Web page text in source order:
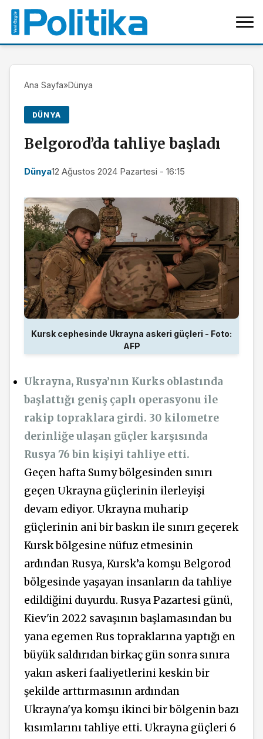
Ana Sayfa»Dünya
DÜNYA
Belgorod’da tahliye başladı
Dünya12 Ağustos 2024 Pazartesi - 16:15
Kursk cephesinde Ukrayna askeri güçleri - Foto:
AFP
Ukrayna, Rusya’nın Kurks oblastında
başlattığı geniş çaplı operasyonu ile
rakip topraklara girdi. 30 kilometre
derinliğe ulaşan güçler karşısında
Rusya 76 bin kişiyi tahliye etti.
Geçen hafta Sumy bölgesinden sınırı
geçen Ukrayna güçlerinin ilerleyişi
devam ediyor. Ukrayna muharip
güçlerinin ani bir baskın ile sınırı geçerek
Kursk bölgesine nüfuz etmesinin
ardından Rusya, Kursk’a komşu Belgorod
bölgesinde yaşayan insanların da tahliye
edildiğini duyurdu. Rusya Pazartesi günü,
Kiev'in 2022 savaşının başlamasından bu
yana egemen Rus topraklarına yaptığı en
büyük saldırıdan birkaç gün sonra sınıra
yakın askeri faaliyetlerini keskin bir
şekilde arttırmasının ardından
Ukrayna'ya komşu ikinci bir bölgenin bazı
kısımlarını tahliye etti. Ukrayna güçleri 6